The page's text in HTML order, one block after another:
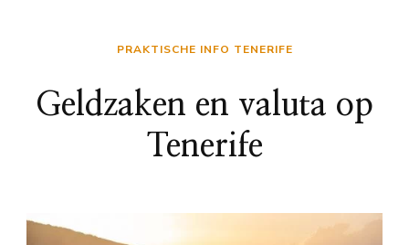
PRAKTISCHE INFO TENERIFE
Geldzaken en valuta op
Tenerife